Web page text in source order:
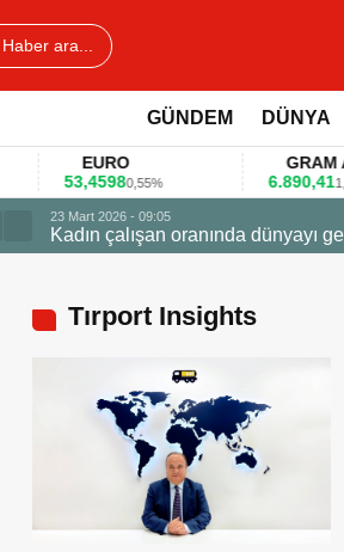
Haber ara...
GÜNDEM DÜNYA
EURO
53,45980,55%
GRAM
6.890,411,09%
Firmalar gıda
Tırport Insights